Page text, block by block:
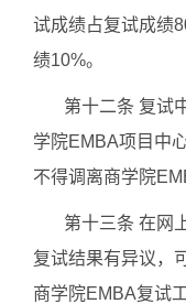
试成绩占复试成绩
绩10%。
第十二条 复试中
学院EMBA项目中
不得调离商学院
第十三条 在网上
复试结果有异议，
商学院EMBA复试